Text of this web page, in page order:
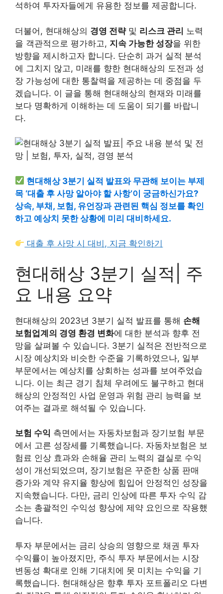
석하여 투자자들에게 유용한 정보를 제공합니다.
더불어, 현대해상의 경영 전략및 리스크 관리 노력
을 객관적으로 평가하고, 지속 가능한 성장을 위한
방향을 제시하고자 합니다. 단순히 과거 실적 분석
에 그치지 않고, 미래를 향한 현대해상의 도전과 성
장 가능성에 대한 통찰력을 제공하는 데 중점을 두
겠습니다. 이 글을 통해 현대해상의 현재와 미래를
보다 명확하게 이해하는 데 도움이 되기를 바랍니
다.
현대해상 3분기 실적 발표와 무관해 보이는 부제
목 ‘대출 후 사망 알아야 할 사항’이 궁금하신가요?
상속, 부채, 보험, 유언장과 관련된 핵심 정보를 확인
하고 예상치 못한 상황에 미리 대비하세요.
대출 후 사망 시 대비, 지금 확인하기
현대해상 3분기 실적| 주
요 내용 요약
현대해상의 2023년 3분기 실적 발표를 통해 손해
보험업계의 경영 환경 변화에 대한 분석과 향후 전
망을 살펴볼 수 있습니다. 3분기 실적은 전반적으로
시장 예상치와 비슷한 수준을 기록하였으나, 일부
부문에서는 예상치를 상회하는 성과를 보여주었습
니다. 이는 최근 경기 침체 우려에도 불구하고 현대
해상의 안정적인 사업 운영과 위험 관리 능력을 보
여주는 결과로 해석될 수 있습니다.
보험 수익 측면에서는 자동차보험과 장기보험 부문
에서 고른 성장세를 기록했습니다. 자동차보험은 보
험료 인상 효과와 손해율 관리 노력의 결실로 수익
성이 개선되었으며, 장기보험은 꾸준한 상품 판매
증가와 계약 유지율 향상에 힘입어 안정적인 성장을
지속했습니다. 다만, 금리 인상에 따른 투자 수익 감
소는 총괄적인 수익성 향상에 제약 요인으로 작용했
습니다.
투자 부문에서는 금리 상승의 영향으로 채권 투자
수익률이 높아졌지만, 주식 투자 부문에서는 시장
변동성 확대로 인해 기대치에 못 미치는 수익을 기
록했습니다. 현대해상은 향후 투자 포트폴리오 다변